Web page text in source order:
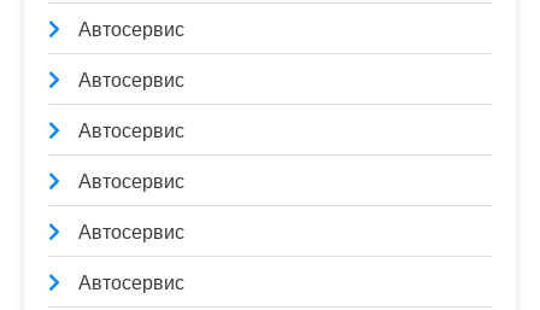
Автосервис
Автосервис
Автосервис
Автосервис
Автосервис
Автосервис